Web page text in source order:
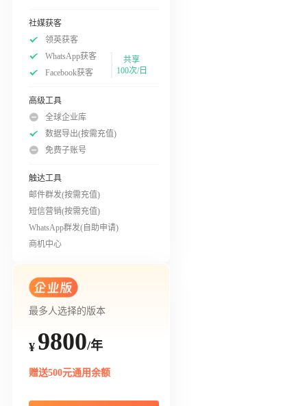
社媒获客
领英获客
WhatsApp获客
Facebook获客
共享
100次/日
高级工具
全球企业库
数据导出(按需充值)
免费子账号
触达工具
邮件群发(按需充值)
短信营销(按需充值)
WhatsApp群发(自助申请)
商机中心
最多人选择的版本
¥ 9800/年
赠送500元通用余额